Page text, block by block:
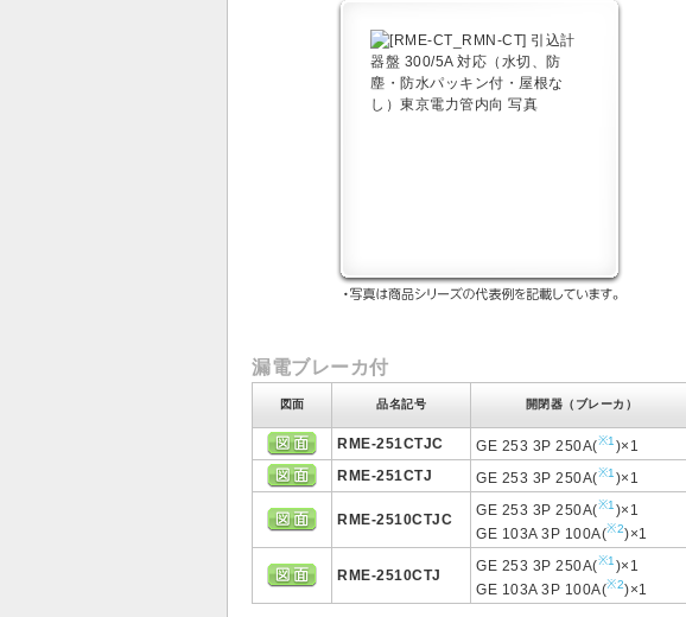
漏電ブレーカ付
図面 品名記号 開閉器（ブレーカ）
RME-251CTJC GE 253 3P 250A(※1 )×1
RME-251CTJ
GE 253 3P 250A(※1 )×1
RME-2510CTJC
GE 253 3P 250A(※1 )×1
GE 103A 3P 100A(※2)×1
RME-2510CTJ
GE 253 3P 250A(※1 )×1
GE 103A 3P 100A(※2)×1